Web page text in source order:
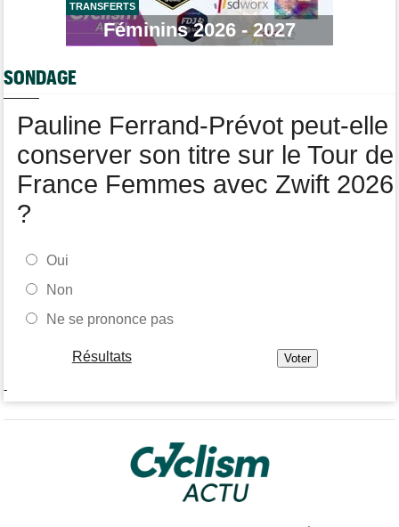
Tour de Pologne
Bart Lemmen fait coup double sur la 4e étape, UAE déçoit !
pour 1 an
Felix Gall remporte la 3e étape et prend les commandes du
général
TRANSFERTS
Féminins 2026 - 2027
SONDAGE
Pauline Ferrand-Prévot peut-elle
conserver son titre sur le Tour de
France Femmes avec Zwift 2026
?
Oui
Non
Ne se prononce pas
Résultats
-